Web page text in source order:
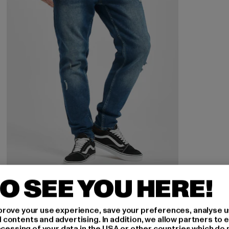
2Y PREMIUM
Cody
SEE YOU HERE!
your use experience, save your preferences, analyse
and advertising. In addition, we allow partners to